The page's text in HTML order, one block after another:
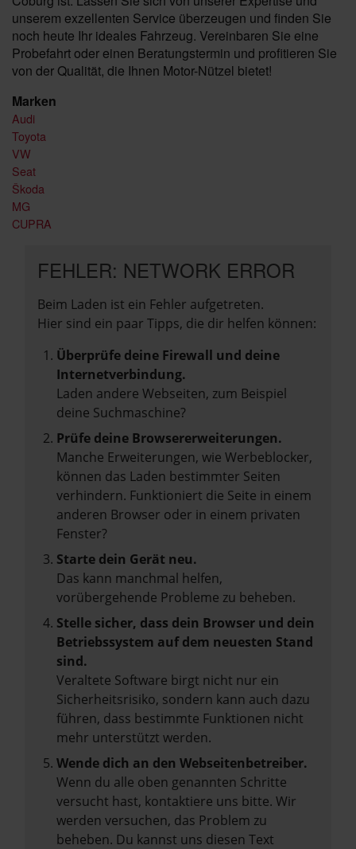
unserem exzellenten Service überzeugen und finden Sie
noch heute Ihr ideales Fahrzeug. Vereinbaren Sie eine
Probefahrt oder einen Beratungstermin und profitieren Sie
von der Qualität, die Ihnen Motor-Nützel bietet!
Marken
Audi
Toyota
VW
Seat
Škoda
MG
CUPRA
FEHLER: NETWORK ERROR
Beim Laden ist ein Fehler aufgetreten.
Hier sind ein paar Tipps, die dir helfen können:
Überprüfe deine Firewall und deine
Internetverbindung.
Laden andere Webseiten, zum Beispiel
deine Suchmaschine?
Prüfe deine Browsererweiterungen.
Manche Erweiterungen, wie Werbeblocker,
können das Laden bestimmter Seiten
verhindern. Funktioniert die Seite in einem
anderen Browser oder in einem privaten
Fenster?
Starte dein Gerät neu.
Das kann manchmal helfen,
vorübergehende Probleme zu beheben.
Stelle sicher, dass dein Browser und dein
Betriebssystem auf dem neuesten Stand
sind.
Veraltete Software birgt nicht nur ein
Sicherheitsrisiko, sondern kann auch dazu
führen, dass bestimmte Funktionen nicht
mehr unterstützt werden.
Wende dich an den Webseitenbetreiber.
Wenn du alle oben genannten Schritte
versucht hast, kontaktiere uns bitte. Wir
werden versuchen, das Problem zu
beheben. Du kannst uns diesen Text